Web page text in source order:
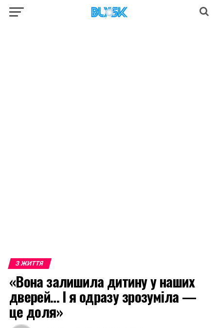
З ЖИТТЯ
«Вона залишила дитину у наших
дверей… І я одразу зрозуміла —
це доля»